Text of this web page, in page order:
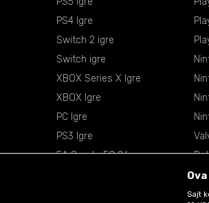
PS4 Igre
Switch 2 igre
Switch igre
XBOX Series X Igre
XBOX Igre
PC Igre
PS3 Igre
EA Sports FC 26
Sajt